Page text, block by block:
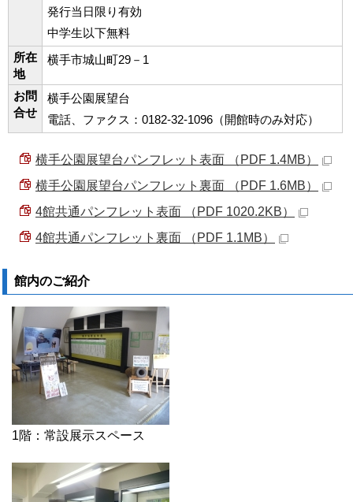
発行当日限り有効
中学生以下無料
所在
地
横手市城山町29－1
お問
合せ
横手公園展望台
電話、ファクス：0182-32-1096（開館時のみ対応）
横手公園展望台パンフレット表面 （PDF 1.4MB）
横手公園展望台パンフレット裏面 （PDF 1.6MB）
4館共通パンフレット表面 （PDF 1020.2KB）
4館共通パンフレット裏面 （PDF 1.1MB）
館内のご紹介
1階：常設展示スペース